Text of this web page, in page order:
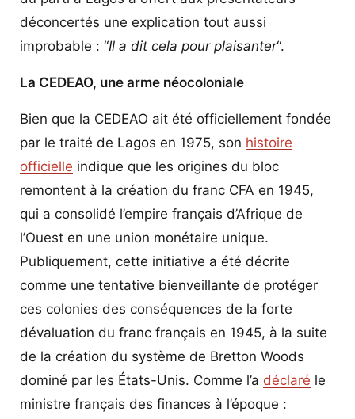
déconcertés une explication tout aussi
improbable : “Il a dit cela pour plaisanter“.
La CEDEAO, une arme néocoloniale
Bien que la CEDEAO ait été officiellement fondée
par le traité de Lagos en 1975, son histoire
officielle indique que les origines du bloc
remontent à la création du franc CFA en 1945,
qui a consolidé l’empire français d’Afrique de
l’Ouest en une union monétaire unique.
Publiquement, cette initiative a été décrite
comme une tentative bienveillante de protéger
ces colonies des conséquences de la forte
dévaluation du franc français en 1945, à la suite
de la création du système de Bretton Woods
dominé par les États-Unis. Comme l’a déclaré le
ministre français des finances à l’époque :